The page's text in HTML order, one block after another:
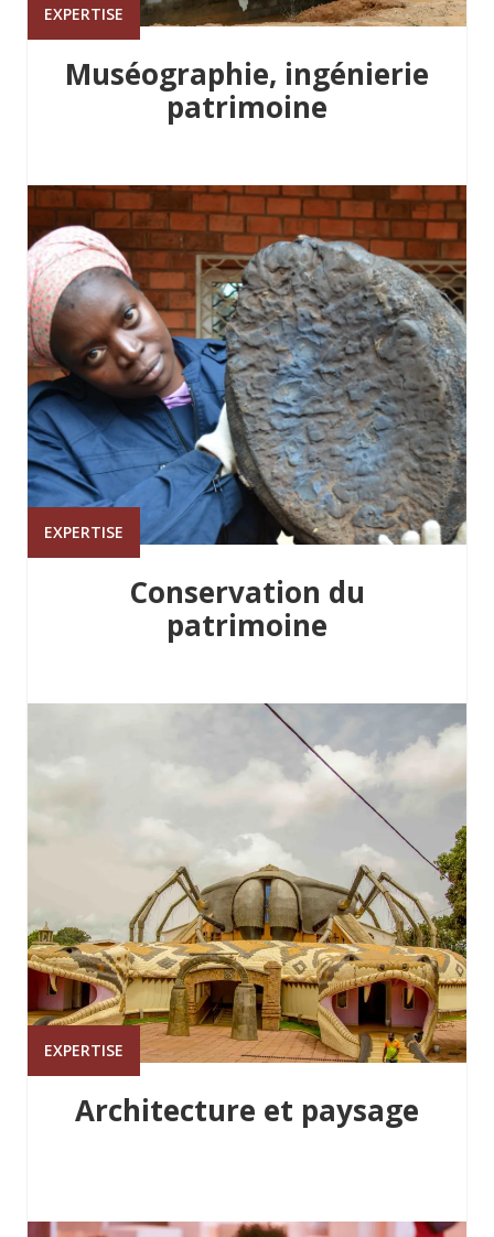
EXPERTISE
Muséographie, ingénierie
patrimoine
EXPERTISE
Conservation du
patrimoine
EXPERTISE
Architecture et paysage